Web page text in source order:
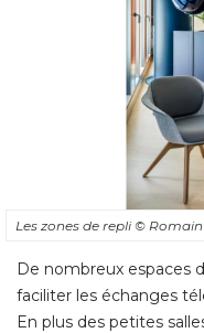
Les zones de repli ©
De nombreux espaces
faciliter les échanges
En plus des petites